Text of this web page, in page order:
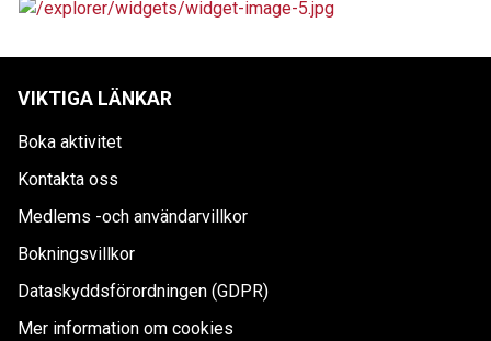
VIKTIGA LÄNKAR
Boka aktivitet
Kontakta oss
Medlems -och användarvillkor
Bokningsvillkor
Dataskyddsförordningen (GDPR)
Mer information om cookies